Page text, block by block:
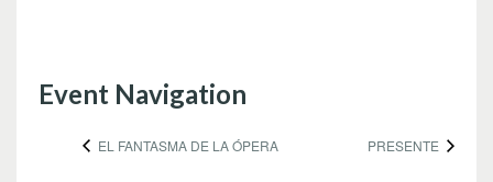
Event Navigation
EL FANTASMA DE LA ÓPERA PRESENTE